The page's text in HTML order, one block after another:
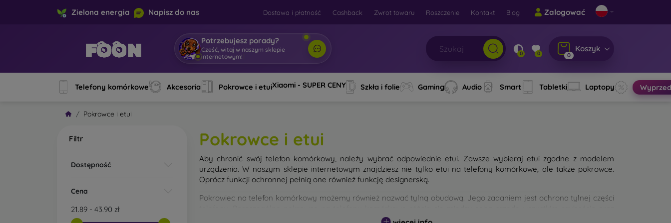
Zielona energia Napisz do nas Dostawa i płatność Cashback Zwrot towaru Roszczenie Kontakt Blog Zalogować
Potrzebujesz porady?
Cześć, witaj w naszym sklepie
internetowym!
0 0 0
Koszyk
Telefony komórkowe Akcesoria Pokrowce i etuiXiaomi - SUPER CENY Szkła i folie Gaming Audio Smart Tabletki Laptopy
Pokrowce i etui
Filtr
Dostępność
Cena
21.89 - 43.90 zł
Pokrowce i etui
Aby chronić swój telefon komórkowy, należy wybrać odpowiednie etui. Zawsze wybieraj etui zgodne z modelem
urządzenia. W naszym sklepie internetowym znajdziesz nie tylko etui na telefony komórkowe, ale także pokrowce.
Oprócz funkcji ochronnej pełnią one również funkcję designerską.
Pokrowiec na telefon komórkowy możemy również nazwać tylną obudową. Jego zadaniem jest ochrona tylnej części